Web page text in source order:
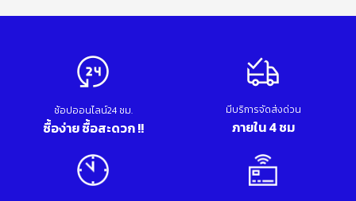
ช้อปออนไลน์24 ชม.
ซื้อง่าย ซื้อสะดวก !!
มีบริการจัดส่งด่วน
ภายใน 4 ชม